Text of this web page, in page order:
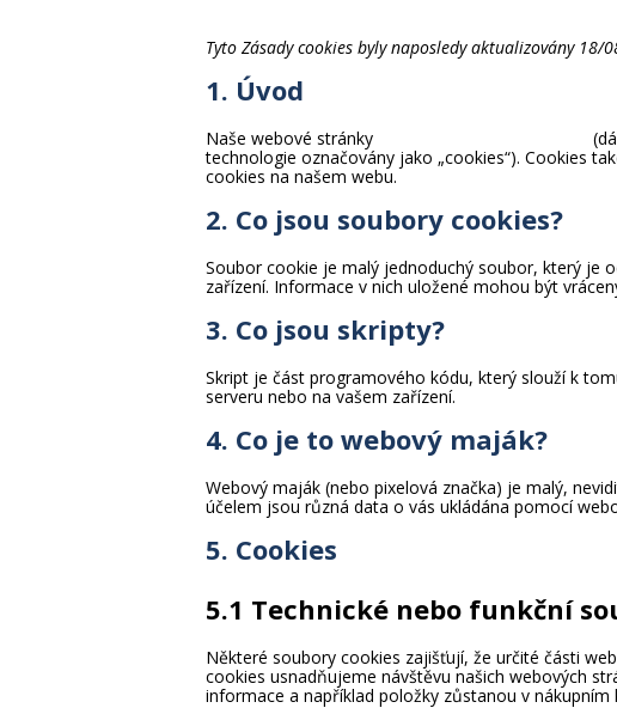
Tyto Zásady cookies byly naposledy aktualizovány
1. Úvod
Naše webové stránky
technologie označovány jako „cookies“). Cookies
cookies na našem webu.
2. Co jsou soubory cookies?
Soubor cookie je malý jednoduchý soubor, který je
zařízení. Informace v nich uložené mohou být
3. Co jsou skripty?
Skript je část programového kódu, který slouží k
serveru nebo na vašem zařízení.
4. Co je to webový maják?
Webový maják (nebo pixelová značka) je malý,
účelem jsou různá data o vás ukládána pomocí
5. Cookies
5.1 Technické nebo funkční
Některé soubory cookies zajišťují, že určité části
cookies usnadňujeme návštěvu našich webových
informace a například položky zůstanou v